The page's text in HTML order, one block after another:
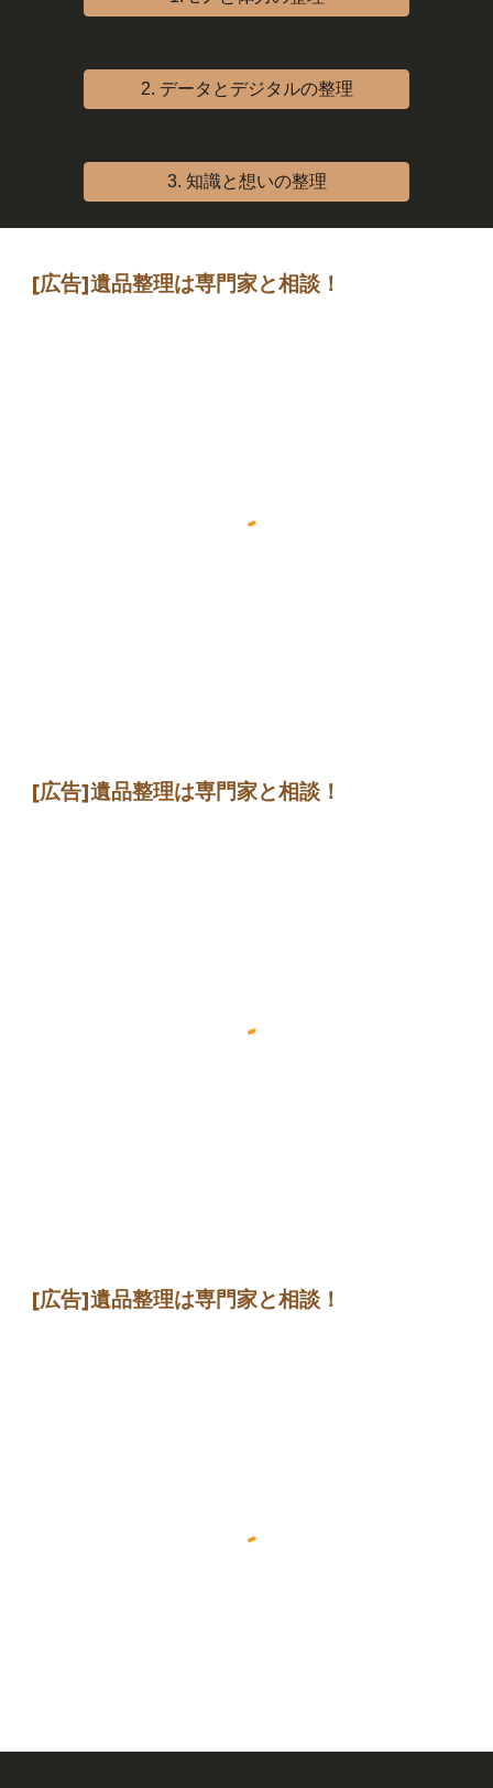
2. データとデジタルの整理
3. 知識と想いの整理
[広告]遺品整理は専門家と相談 ！
[広告]遺品整理は専門家と相談 ！
[広告]遺品整理は専門家と相談！